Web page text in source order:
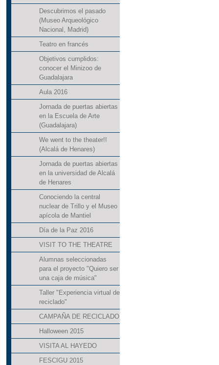
Descubrimos el pasado
(Museo Arqueológico
Nacional, Madrid)
Teatro en francés
Objetivos cumplidos:
conocer el Minizoo de
Guadalajara
Aula 2016
Jornada de puertas abiertas
en la Escuela de Arte
(Guadalajara)
We went to the theater!!
(Alcalá de Henares)
Jornada de puertas abiertas
en la universidad de Alcalá
de Henares
Conociendo la central
nuclear de Trillo y el Museo
apícola de Mantiel
Día de la Paz 2016
VISIT TO THE THEATRE
Alumnas seleccionadas
para el proyecto "Quiero ser
una caja de música"
Taller "Experiencia virtual de
reciclado"
CAMPAÑA DE RECICLADO
Halloween 2015
VISITA AL HAYEDO
FESCIGU 2015